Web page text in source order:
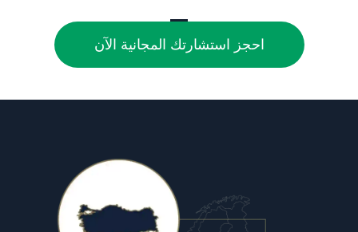
احجز استشارتك المجانية الآن